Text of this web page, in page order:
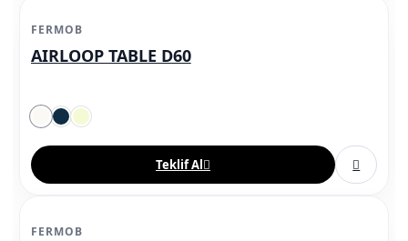
FERMOB
AIRLOOP TABLE D60
Teklif Al
FERMOB